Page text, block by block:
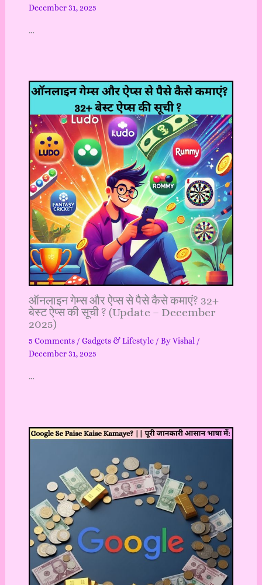
December 31, 2025
…
ऑनलाइन गेम्स और ऐप्स से पैसे कैसे कमाएं? 32+
बेस्ट ऐप्स की सूची ? (Update – December
2025)
5 Comments / Gadgets & Lifestyle/ ByVishal /
December 31, 2025
…